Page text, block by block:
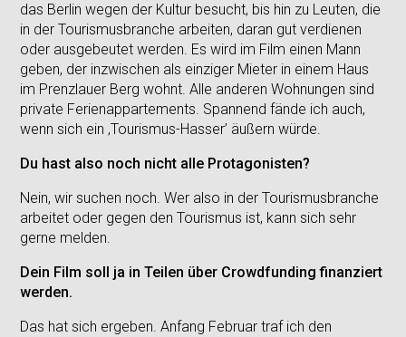
das Berlin wegen der Kultur besucht, bis hin zu Leuten, die
in der Tourismusbranche arbeiten, daran gut verdienen
oder ausgebeutet werden. Es wird im Film einen Mann
geben, der inzwischen als einziger Mieter in einem Haus
im Prenzlauer Berg wohnt. Alle anderen Wohnungen sind
private Ferienappartements. Spannend fände ich auch,
wenn sich ein ‚Tourismus-Hasser’ äußern würde.
Du hast also noch nicht alle Protagonisten?
Nein, wir suchen noch. Wer also in der Tourismusbranche
arbeitet oder gegen den Tourismus ist, kann sich sehr
gerne melden.
Dein Film soll ja in Teilen über Crowdfunding finanziert
werden.
Das hat sich ergeben. Anfang Februar traf ich den